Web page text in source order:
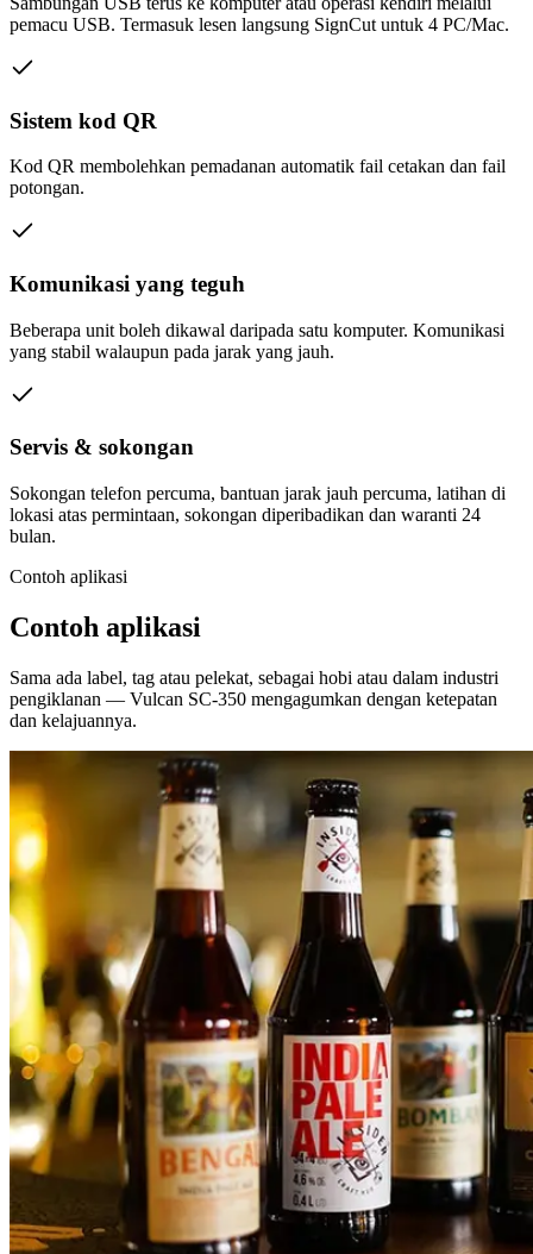
pemacu USB. Termasuk lesen langsung SignCut untuk 4 PC/Mac.
Sistem kod QR
Kod QR membolehkan pemadanan automatik fail cetakan dan fail
potongan.
Komunikasi yang teguh
Beberapa unit boleh dikawal daripada satu komputer. Komunikasi
yang stabil walaupun pada jarak yang jauh.
Servis & sokongan
Sokongan telefon percuma, bantuan jarak jauh percuma, latihan di
lokasi atas permintaan, sokongan diperibadikan dan waranti 24
bulan.
Contoh aplikasi
Contoh aplikasi
Sama ada label, tag atau pelekat, sebagai hobi atau dalam industri
pengiklanan — Vulcan SC-350 mengagumkan dengan ketepatan
dan kelajuannya.